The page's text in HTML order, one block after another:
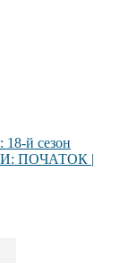
й сезон
ПОЧАТОК |